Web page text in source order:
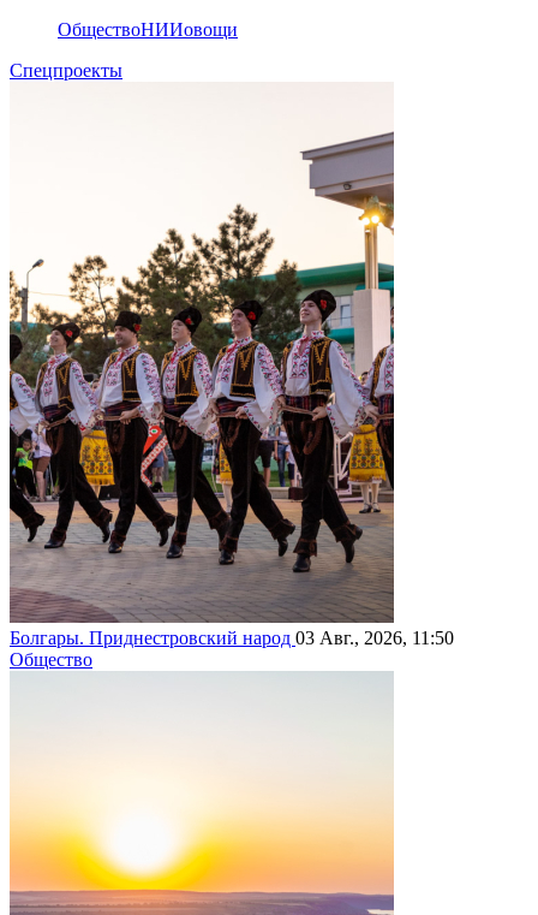
ОбществоНИИовощи
Спецпроекты
Болгары. Приднестровский народ 03 Авг., 2026, 11:50
Общество